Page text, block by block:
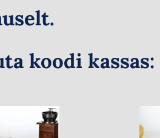
koodi kassas: